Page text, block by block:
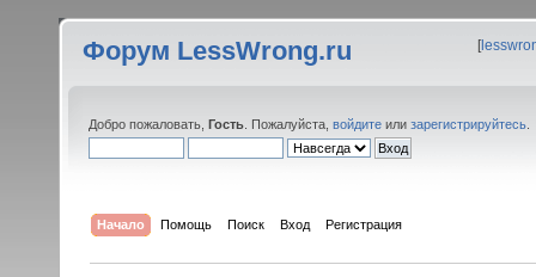
Форум LessWrong.ru [
Добро пожаловать, Гость . Пожалуйста, войдите или зарегистрируйтесь
Начало Помощь Поиск Вход Регистрация